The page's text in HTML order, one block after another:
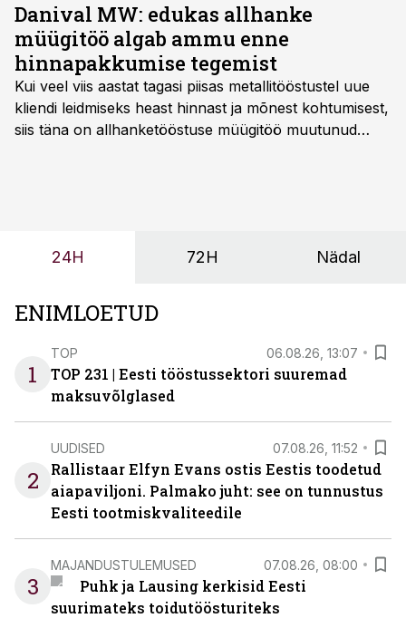
Danival MW: edukas allhanke
müügitöö algab ammu enne
hinnapakkumise tegemist
Kui veel viis aastat tagasi piisas metallitööstustel uue
kliendi leidmiseks heast hinnast ja mõnest kohtumisest,
siis täna on allhanketööstuse müügitöö muutunud
24H 72H Nädal
ENIMLOETUD
1
TOP 06.08.26, 13:07
TOP 231 | Eesti tööstussektori suuremad
maksuvõlglased
2
UUDISED 07.08.26, 11:52
Rallistaar Elfyn Evans ostis Eestis toodetud
aiapaviljoni. Palmako juht: see on tunnustus
Eesti tootmiskvaliteedile
3
MAJANDUSTULEMUSED 07.08.26, 08:00
Puhk ja Lausing kerkisid Eesti
suurimateks toidutöösturiteks